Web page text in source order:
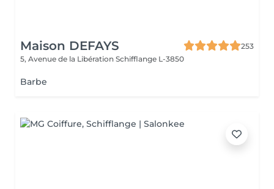
Maison DEFAYS
253
5, Avenue de la Libération Schifflange L-3850
Barbe